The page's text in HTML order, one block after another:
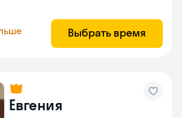
Выбрать время
Евгения